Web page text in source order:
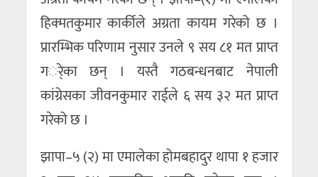
हिक्मतकुमार कार्कीले अग्रता कायम गरेको छ ।
प्रारम्भिक परिणाम नुसार उनले ९ सय ८१ मत प्राप्त
गर्ेका छन् । यस्तै गठबन्धनबाट नेपाली
कांग्रेसका जीवनकुमार राईले ६ सय ३२ मत प्राप्त
गरेको छ ।
झापा–५ (२) मा एमालेका होमबहादुर थापा १ हजार